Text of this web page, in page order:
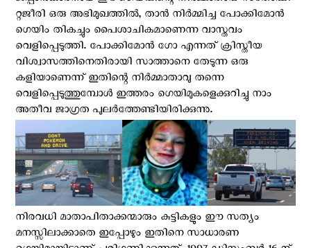
റ്റജീരി ഒരു അഭിമുഖത്തില്‍, താന്‍ നിര്‍മ്മിച്ച പോക്കിമോന്‍
ഗെയിം തികച്ചും പൈശാചികമാണെന്ന വാസ്തവം
വെളിപ്പെടുത്തി. പോക്കിമോന്‍ ഗോ എന്നത് ക്രിസ്തീയ
വിശ്വാസത്തിനെതിരായി സാത്താനെ തേടുന്ന ഒരു
കളിയാണെന്ന് ഇതിന്റെ നിർമ്മാതാവു തന്നെ
വെളിപ്പെടുത്തുമ്പോൾ ഇത്തരം ഗെയിമുകളെക്കുറിച്ചു നാം
അതീവ ജാഗ്രത പുലർത്തേണ്ടിയിരിക്കുന്നു.
നിരവധി മാതാപിതാക്കന്മാരും കുട്ടികളും ഈ സത്യം
മനസ്സിലാക്കാതെ ഇപ്പോഴും ഇതിനെ സാധാരണ